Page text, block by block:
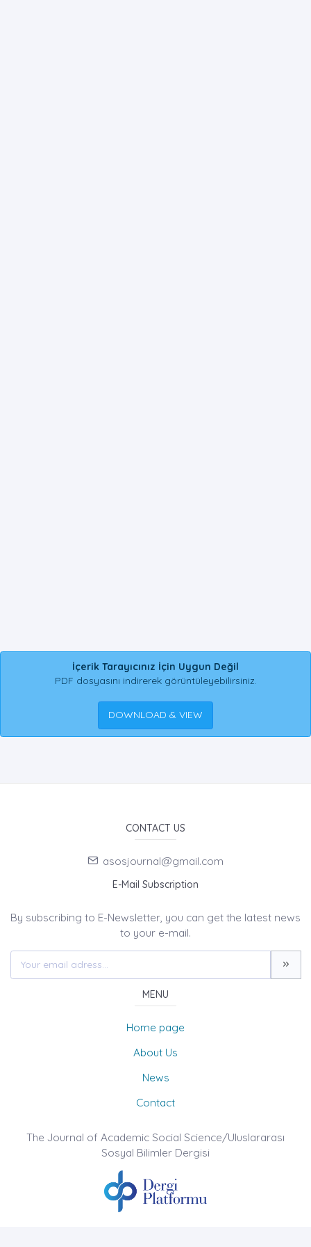
İçerik Tarayıcınız İçin Uygun Değil
PDF dosyasını indirerek görüntüleyebilirsiniz.
DOWNLOAD & VIEW
CONTACT US
asosjournal@gmail.com
E-Mail Subscription
By subscribing to E-Newsletter, you can get the latest news
to your e-mail.
MENU
Home page
About Us
News
Contact
The Journal of Academic Social Science/Uluslararası
Sosyal Bilimler Dergisi